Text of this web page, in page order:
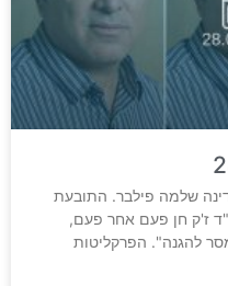
שלמה פילבר. התובעת
ז'ק חן פעם אחר פעם,
להגנה". הפרקליטות